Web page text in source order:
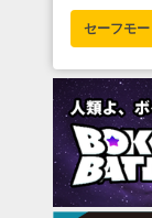
セーフモ